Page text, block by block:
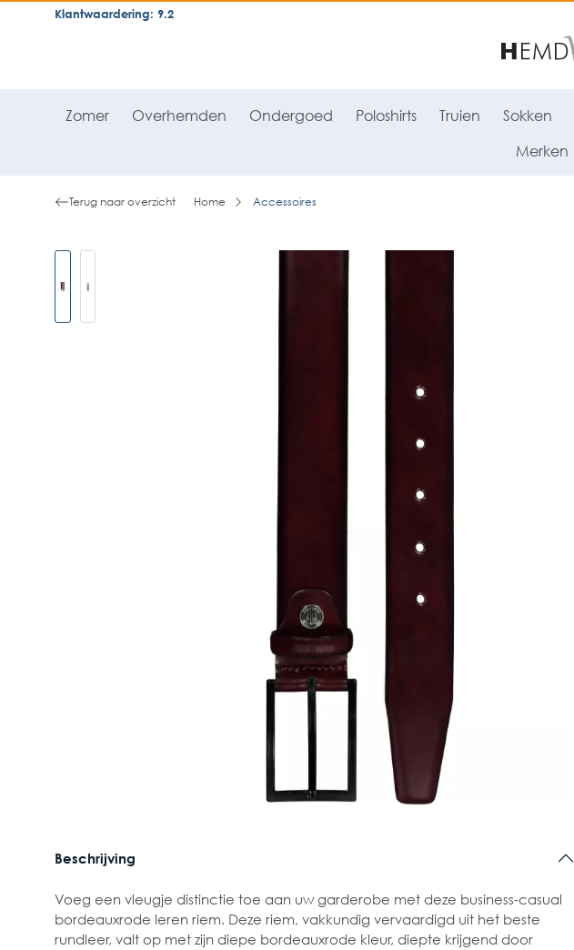
general.skipToNavigation
Klantwaardering: 9.2
Zomer Overhemden Ondergoed Poloshirts Truien Sokken
Merken
Terug naar overzicht Home Accessoires
Beschrijving
Voeg een vleugje distinctie toe aan uw garderobe met deze business-casual
bordeauxrode leren riem. Deze riem, vakkundig vervaardigd uit het beste
rundleer, valt op met zijn diepe bordeauxrode kleur, diepte krijgend door